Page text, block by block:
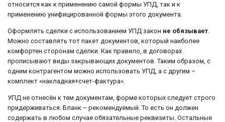
относится как к применению самой формы УПД, так и к
применению унифицированной формы этого документа.
Оформлять сделки с использованием УПД закон не обязывает
Можно составлять тот пакет документов, который наиболее
комфортен сторонам сделки. Как правило, в договорах
прописывают виды закрывающих документов. Таким образом, с
одним контрагентом можно использовать УПД, а с другим –
комплект «накладная+счет-фактура».
УПД не отнесён к тем документам, форме которых следует строго
придерживаться. Бланк – рекомендуемый. То есть он должен
содержать в любом случае обязательные реквизиты. Остальные